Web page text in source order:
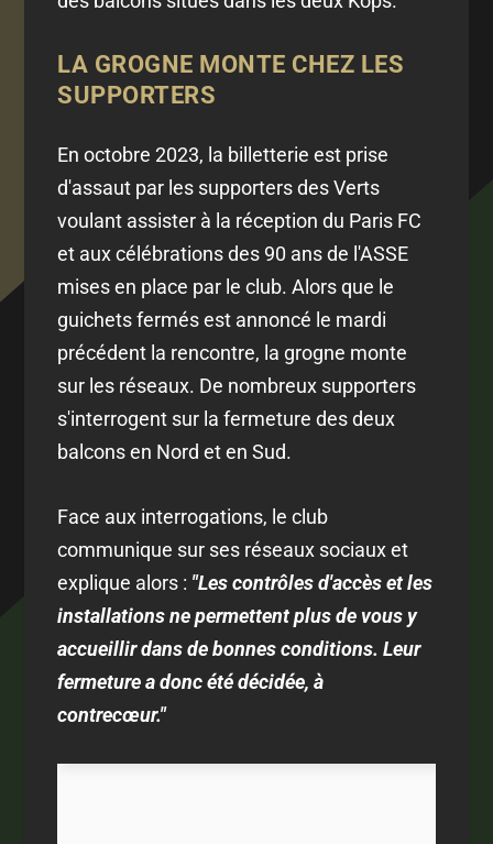
LA GROGNE MONTE CHEZ LES
SUPPORTERS
En octobre 2023, la billetterie est prise
d'assaut par les supporters des Verts
voulant assister à la réception du Paris FC
et aux célébrations des 90 ans de l'ASSE
mises en place par le club. Alors que le
guichets fermés est annoncé le mardi
précédent la rencontre, la grogne monte
sur les réseaux. De nombreux supporters
s'interrogent sur la fermeture des deux
balcons en Nord et en Sud.
Face aux interrogations, le club
communique sur ses réseaux sociaux et
explique alors : "Les contrôles d'accès et les
installations ne permettent plus de vous y
accueillir dans de bonnes conditions. Leur
fermeture a donc été décidée, à
contrecœur."